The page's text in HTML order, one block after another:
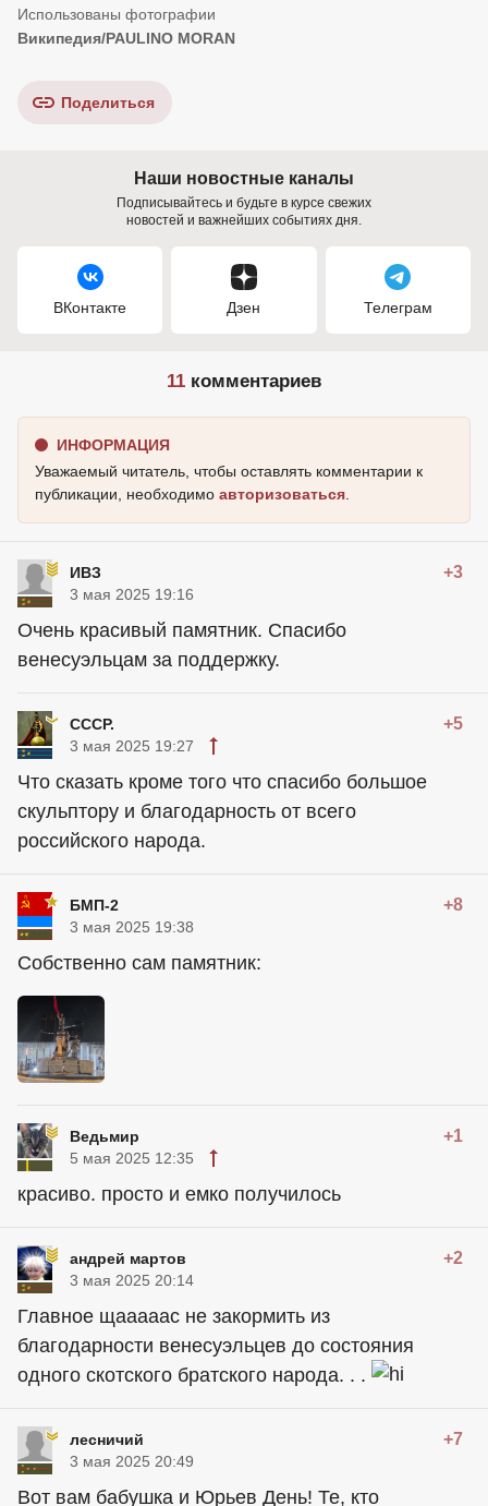
Википедия/PAULINO MORAN
Поделиться
Наши новостные каналы
Подписывайтесь и будьте в курсе свежих
новостей и важнейших событиях дня.
ВКонтакте Дзен Телеграм
11 комментариев
ИНФОРМАЦИЯ
Уважаемый читатель, чтобы оставлять комментарии к
публикации, необходимо авторизоваться
ИВЗ +3
3 мая 2025 19:16
Очень красивый памятник. Спасибо
венесуэльцам за поддержку.
СССР. +5
3 мая 2025 19:27
Что сказать кроме того что спасибо большое
скульптору и благодарность от всего
российского народа.
БМП-2 +8
3 мая 2025 19:38
Собственно сам памятник:
Ведьмир +1
5 мая 2025 12:35
красиво. просто и емко получилось
андрей мартов +2
3 мая 2025 20:14
Главное щааааас не закормить из
благодарности венесуэльцев до состояния
одного скотского братского народа. . .
лесничий +7
3 мая 2025 20:49
Вот вам бабушка и Юрьев День! Те, кто